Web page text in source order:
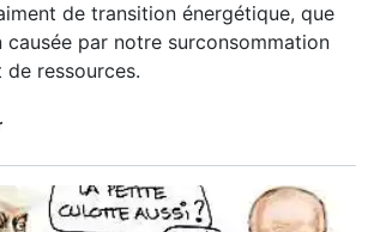
de transition énergétique, que
causée par notre surconsommation
ressources.